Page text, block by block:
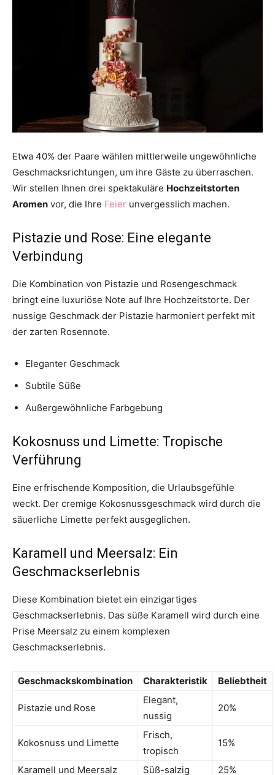
Etwa 40% der Paare wählen mittlerweile ungewöhnliche
Geschmacksrichtungen, um ihre Gäste zu überraschen.
Wir stellen Ihnen drei spektakuläre Hochzeitstorten
Aromen vor, die Ihre Feier unvergesslich machen.
Pistazie und Rose: Eine elegante
Verbindung
Die Kombination von Pistazie und Rosengeschmack
bringt eine luxuriöse Note auf Ihre Hochzeitstorte. Der
nussige Geschmack der Pistazie harmoniert perfekt mit
der zarten Rosennote.
Eleganter Geschmack
Subtile Süße
Außergewöhnliche Farbgebung
Kokosnuss und Limette: Tropische
Verführung
Eine erfrischende Komposition, die Urlaubsgefühle
weckt. Der cremige Kokosnussgeschmack wird durch die
säuerliche Limette perfekt ausgeglichen.
Karamell und Meersalz: Ein
Geschmackserlebnis
Diese Kombination bietet ein einzigartiges
Geschmackserlebnis. Das süße Karamell wird durch eine
Prise Meersalz zu einem komplexen
Geschmackserlebnis.
Geschmackskombination Charakteristik Beliebtheit
Pistazie und Rose
Elegant,
nussig
20%
Kokosnuss und Limette
Frisch,
tropisch
15%
Karamell und Meersalz Süß-salzig 25%